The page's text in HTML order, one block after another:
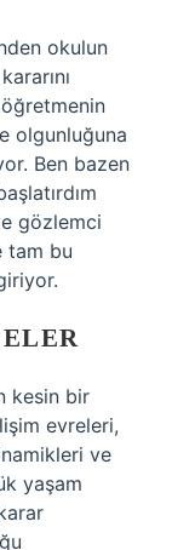
okulun
olgunluğuna
Ben bazen
gözlemci
tam bu
kesin bir
evreleri,
ve
yaşam